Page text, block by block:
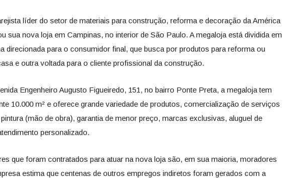
líder do setor de materiais para construção, reforma e decoração da América
sua nova loja em Campinas, no interior de São Paulo. A megaloja está dividida em
direcionada para o consumidor final, que busca por produtos para reforma ou
e outra voltada para o cliente profissional da construção.
Engenheiro Augusto Figueiredo, 151, no bairro Ponte Preta, a megaloja tem
10.000 m² e oferece grande variedade de produtos, comercialização de serviços
(mão de obra), garantia de menor preço, marcas exclusivas, aluguel de
personalizado.
que foram contratados para atuar na nova loja são, em sua maioria, moradores
estima que centenas de outros empregos indiretos foram gerados com a